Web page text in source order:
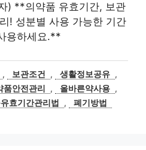
) **의약품 유효기간, 보관
! 성분별 사용 가능한 기간
용하세요.**
, 보관조건 , 생활정보공유 ,
품안전관리 , 올바른약사용 ,
효기간관리법 , 폐기방법